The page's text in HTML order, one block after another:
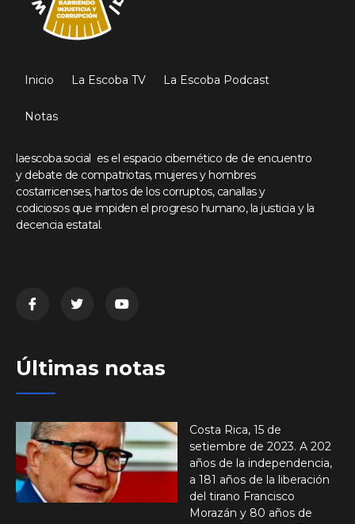
Inicio La Escoba TV La Escoba Podcast
Notas
laescoba.social es el espacio cibernético de de encuentro
y debate de compatriotas, mujeres y hombres
costarricenses, hartos de los corruptos, canallas y
codiciosos que impiden el progreso humano, la justicia y la
decencia estatal.
Últimas notas
Costa Rica, 15 de
setiembre de 2023. A 202
años de la independencia,
a 181 años de la liberación
del tirano Francisco
Morazán y 80 años de